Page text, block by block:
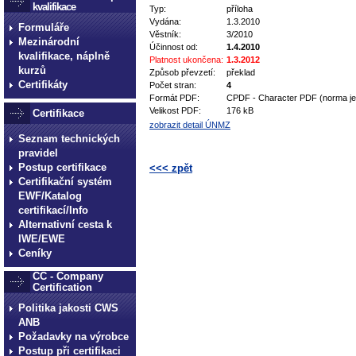
kvalifikace
Formuláře
Mezinárodní
kvalifikace, náplně
kurzů
Certifikáty
Certifikace
Seznam technických
pravidel
Postup certifikace
Certifikační systém
EWF/Katalog
certifikací/Info
Alternativní cesta k
IWE/EWE
Ceníky
CC - Company
Certification
Politika jakosti CWS
ANB
Požadavky na výrobce
Postup při certifikaci
Typ:
příloha
Vydána:
1.3.2010
Věstník:
3/2010
Účinnost od:
1.4.2010
Platnost ukončena: 1.3.2012
Způsob převzetí:
překlad
Počet stran:
4
Formát PDF:
CPDF - Character PDF (norma
Velikost PDF:
176 kB
zobrazit detail ÚNMZ
<<< zpět